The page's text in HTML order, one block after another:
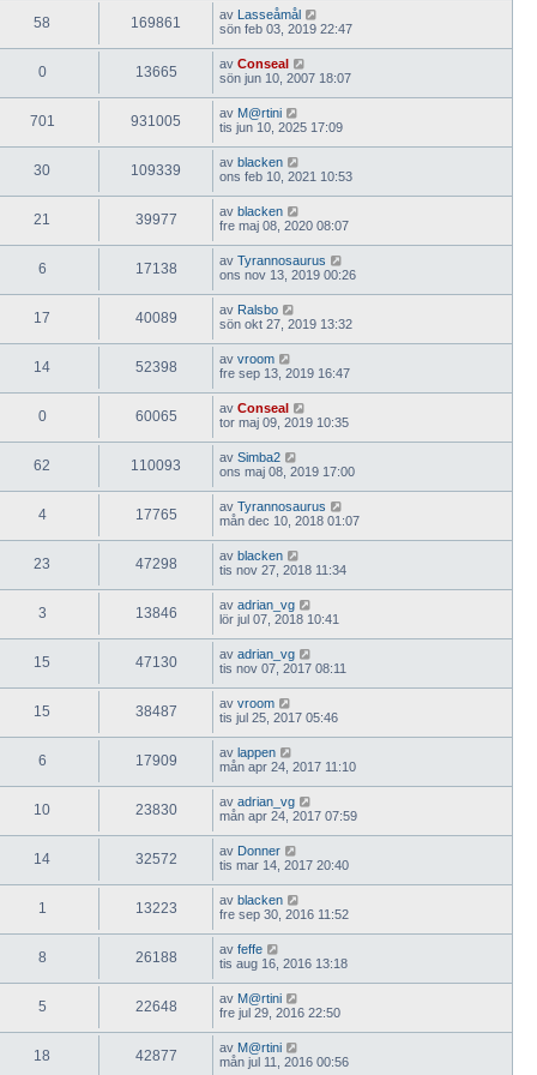
58 169861 av Lasseåmål
sön feb 03, 2019 22:47
0 13665 av Conseal
sön jun 10, 2007 18:07
701 931005 av M@rtini
tis jun 10, 2025 17:09
30 109339 av blacken
ons feb 10, 2021 10:53
21 39977 av blacken
fre maj 08, 2020 08:07
6 17138 av Tyrannosaurus
ons nov 13, 2019 00:26
17 40089 av Ralsbo
sön okt 27, 2019 13:32
14 52398 av vroom
fre sep 13, 2019 16:47
0 60065 av Conseal
tor maj 09, 2019 10:35
62 110093 av Simba2
ons maj 08, 2019 17:00
4 17765 av Tyrannosaurus
mån dec 10, 2018 01:07
23 47298 av blacken
tis nov 27, 2018 11:34
3 13846 av adrian_vg
lör jul 07, 2018 10:41
15 47130 av adrian_vg
tis nov 07, 2017 08:11
15 38487 av vroom
tis jul 25, 2017 05:46
6 17909 av lappen
mån apr 24, 2017 11:10
10 23830 av adrian_vg
mån apr 24, 2017 07:59
14 32572 av Donner
tis mar 14, 2017 20:40
1 13223 av blacken
fre sep 30, 2016 11:52
8 26188 av feffe
tis aug 16, 2016 13:18
5 22648 av M@rtini
fre jul 29, 2016 22:50
18 42877 av M@rtini
mån jul 11, 2016 00:56